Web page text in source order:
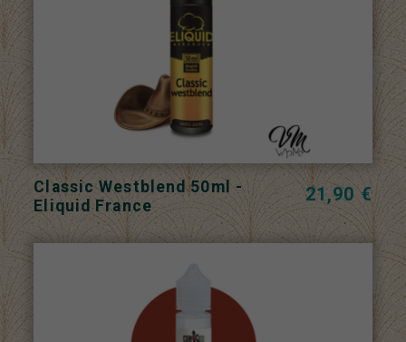
Classic Westblend 50ml -
Eliquid France
21,90 €